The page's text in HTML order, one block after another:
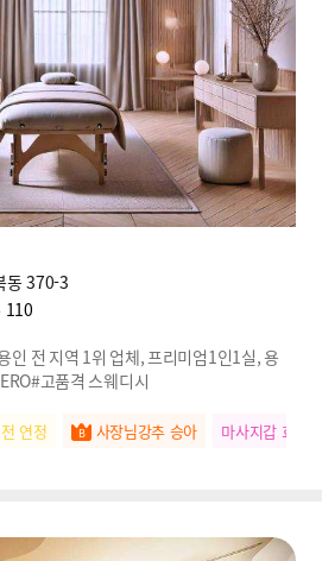
동 370-3
110
인 전 지역 1위 업체, 프리미엄1인1실, 용
고품격 스웨디시
연정 사장님강추 승아 마사지갑 효리